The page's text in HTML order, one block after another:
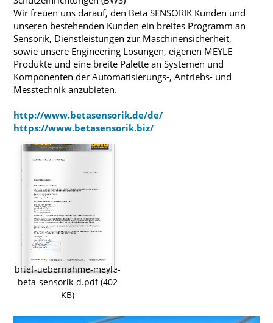
Wir freuen uns darauf, den Beta SENSORIK Kunden und
unseren bestehenden Kunden ein breites Programm an
Sensorik, Dienstleistungen zur Maschinensicherheit,
sowie unsere Engineering Lösungen, eigenen MEYLE
Produkte und eine breite Palette an Systemen und
Komponenten der Automatisierungs-, Antriebs- und
Messtechnik anzubieten.
http://www.betasensorik.de/de/
https://www.betasensorik.biz/
brief-uebernahme-meyle-
beta-sensorik-d.pdf (402
KB)